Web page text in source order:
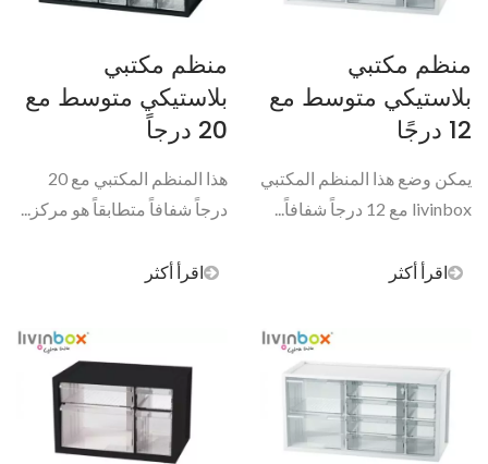
منظم مكتبي
بلاستيكي متوسط مع
12 درجًا
يمكن وضع هذا المنظم المكتبي
livinbox مع 12 درجاً شفافاً...
اقرأ أكثر
منظم مكتبي
بلاستيكي متوسط مع
20 درجاً
هذا المنظم المكتبي مع 20
درجاً شفافاً متطابقاً هو مركز...
اقرأ أكثر